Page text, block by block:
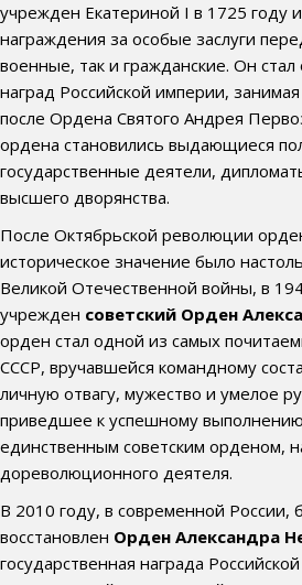
учрежден Екатериной I в 1725 году
награждения за особые заслуги
военные, так и гражданские. Он
наград Российской империи,
после Ордена Святого Андрея
ордена становились выдающиеся
государственные деятели,
высшего дворянства.
После Октябрьской революции
историческое значение было
Великой Отечественной войны, в
учрежден советский Орден
орден стал одной из самых
СССР, вручавшейся командному
личную отвагу, мужество и умелое
приведшее к успешному
единственным советским орденом,
дореволюционного деятеля.
В 2010 году, в современной России,
восстановлен Орден Александра
государственная награда